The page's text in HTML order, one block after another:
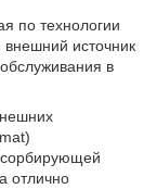
по технологии
внешний источник
в
отлично